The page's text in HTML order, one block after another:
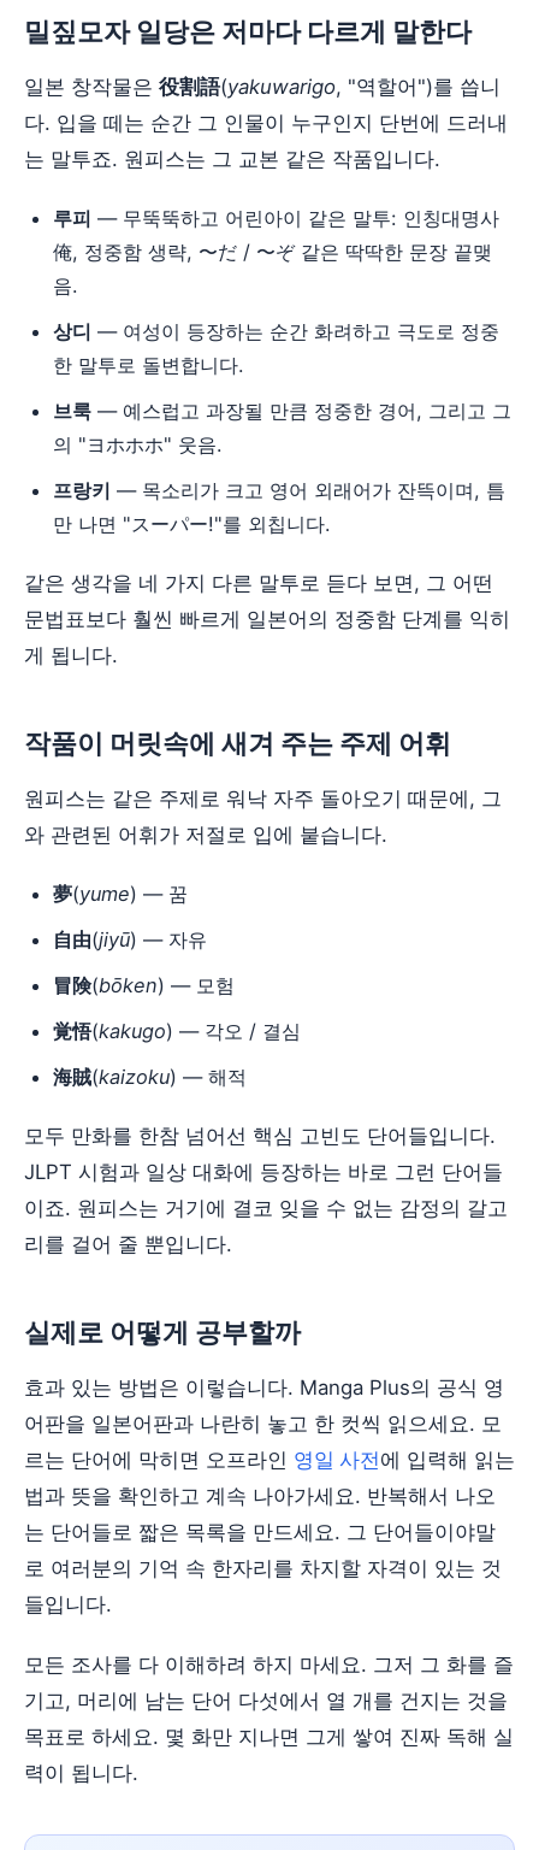
밀짚모자 일당은 저마다 다르게 말한다
일본 창작물은 役割語(yakuwarigo, "역할어")를 씁니
다. 입을 떼는 순간 그 인물이 누구인지 단번에 드러내
는 말투죠. 원피스는 그 교본 같은 작품입니다.
루피 — 무뚝뚝하고 어린아이 같은 말투: 인칭대명사
俺, 정중함 생략, 〜だ / 〜ぞ 같은 딱딱한 문장 끝맺
음.
상디 — 여성이 등장하는 순간 화려하고 극도로 정중
한 말투로 돌변합니다.
브룩 — 예스럽고 과장될 만큼 정중한 경어, 그리고 그
의 "ヨホホホ" 웃음.
프랑키 — 목소리가 크고 영어 외래어가 잔뜩이며, 틈
만 나면 "スーパー!"를 외칩니다.
같은 생각을 네 가지 다른 말투로 듣다 보면, 그 어떤
문법표보다 훨씬 빠르게 일본어의 정중함 단계를 익히
게 됩니다.
작품이 머릿속에 새겨 주는 주제 어휘
원피스는 같은 주제로 워낙 자주 돌아오기 때문에, 그
와 관련된 어휘가 저절로 입에 붙습니다.
夢(yume) — 꿈
自由(jiyū) — 자유
冒険(bōken) — 모험
覚悟(kakugo) — 각오 / 결심
海賊(kaizoku) — 해적
모두 만화를 한참 넘어선 핵심 고빈도 단어들입니다.
JLPT 시험과 일상 대화에 등장하는 바로 그런 단어들
이죠. 원피스는 거기에 결코 잊을 수 없는 감정의 갈고
리를 걸어 줄 뿐입니다.
실제로 어떻게 공부할까
효과 있는 방법은 이렇습니다. Manga Plus의 공식 영
어판을 일본어판과 나란히 놓고 한 컷씩 읽으세요. 모
르는 단어에 막히면 오프라인 영일 사전에 입력해 읽는
법과 뜻을 확인하고 계속 나아가세요. 반복해서 나오
는 단어들로 짧은 목록을 만드세요. 그 단어들이야말
로 여러분의 기억 속 한자리를 차지할 자격이 있는 것
들입니다.
모든 조사를 다 이해하려 하지 마세요. 그저 그 화를 즐
기고, 머리에 남는 단어 다섯에서 열 개를 건지는 것을
목표로 하세요. 몇 화만 지나면 그게 쌓여 진짜 독해 실
력이 됩니다.